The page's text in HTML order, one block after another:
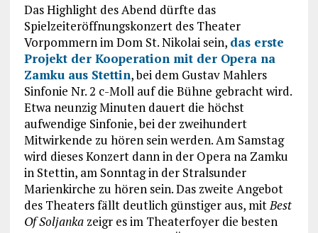
Das Highlight des Abend dürfte das
Spielzeiteröffnungskonzert des Theater
Vorpommern im Dom St. Nikolai sein, das erste
Projekt der Kooperation mit der Opera na
Zamku aus Stettin, bei dem Gustav Mahlers
Sinfonie Nr. 2 c-Moll auf die Bühne gebracht wird.
Etwa neunzig Minuten dauert die höchst
aufwendige Sinfonie, bei der zweihundert
Mitwirkende zu hören sein werden. Am Samstag
wird dieses Konzert dann in der Opera na Zamku
in Stettin, am Sonntag in der Stralsunder
Marienkirche zu hören sein. Das zweite Angebot
des Theaters fällt deutlich günstiger aus, mit Best
Of Soljankazeigr es im Theaterfoyer die besten